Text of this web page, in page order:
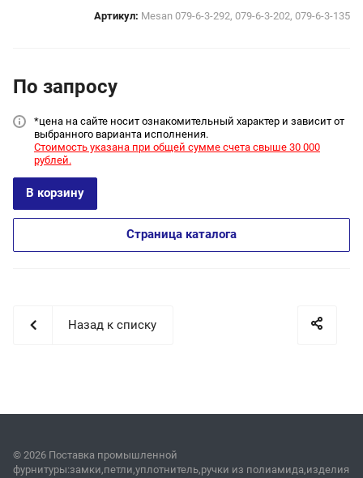
Артикул: Mesan 079-6-3-292, 079-6-3-202, 079-6-3-135
По запросу
*цена на сайте носит ознакомительный характер и зависит от
выбранного варианта исполнения.
Стоимость указана при общей сумме счета свыше 30 000
рублей.
В корзину
Страница каталога
Назад к списку
© 2026 Поставка промышленной
фурнитуры:замки,петли,уплотнитель,ручки из полиамида,изделия